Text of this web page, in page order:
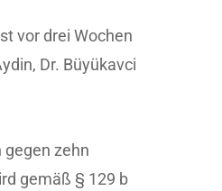
vor drei Wochen
Dr. Büyükavci
gegen zehn
gemäß § 129 b